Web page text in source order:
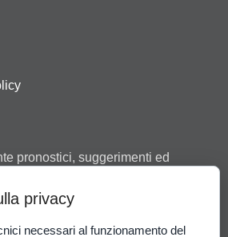
pronostici, suggerimenti ed
a scegliere tra le offerte dei
di regolare concessione ad
privacy
necessari al funzionamento del